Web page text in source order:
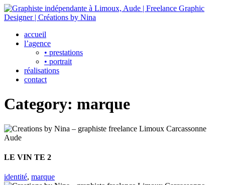
accueil
l’agence
• prestations
• portrait
réalisations
contact
Category: marque
LE VIN TE 2
identité, marque